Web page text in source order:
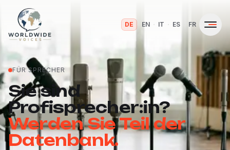
DE EN · IT · ES FR
FÜR SPRECHER
Sie sind
Profisprecher:in?
Werden Sie Teil der
Datenbank.